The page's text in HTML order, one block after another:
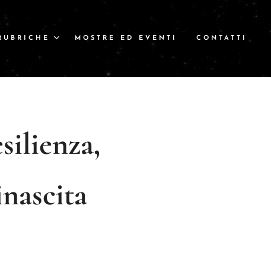
MOSTRE ED EVENTI CONTATTI